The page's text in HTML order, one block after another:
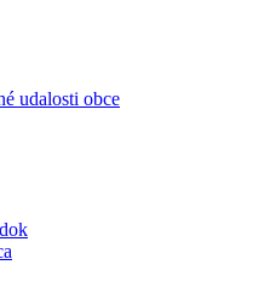
udalosti obce